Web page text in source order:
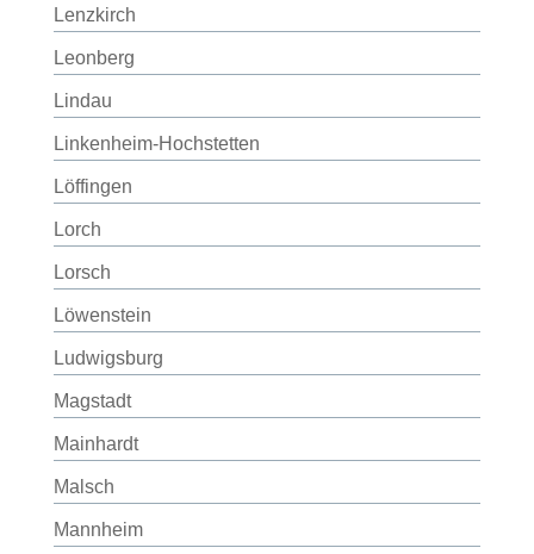
Lenzkirch
Leonberg
Lindau
Linkenheim-Hochstetten
Löffingen
Lorch
Lorsch
Löwenstein
Ludwigsburg
Magstadt
Mainhardt
Malsch
Mannheim